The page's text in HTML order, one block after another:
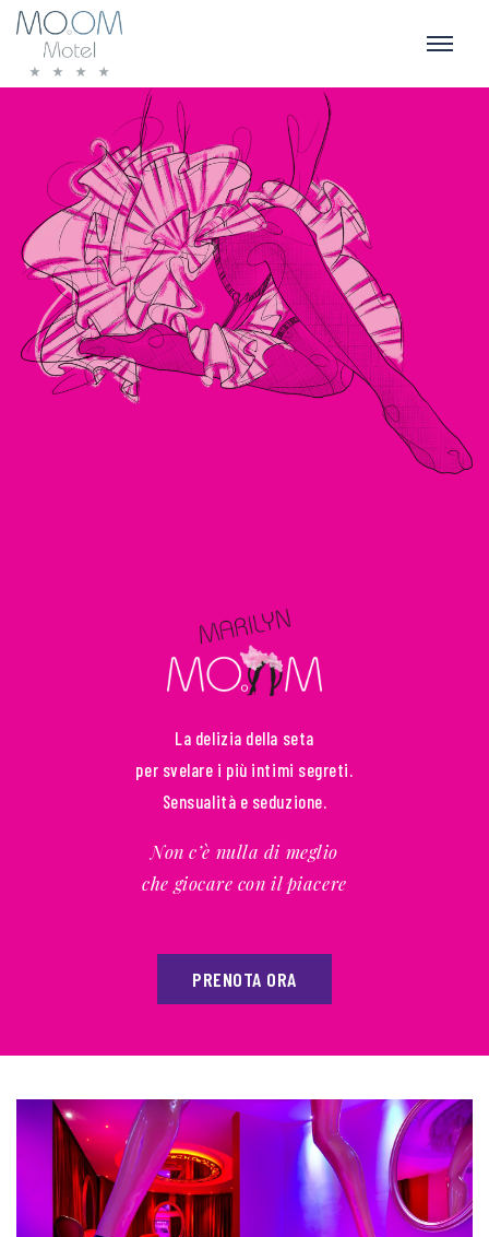
La delizia della seta
per svelare i più intimi segreti.
Sensualità e seduzione.
Non c’è nulla di meglio
che giocare con il piacere
PRENOTA ORA